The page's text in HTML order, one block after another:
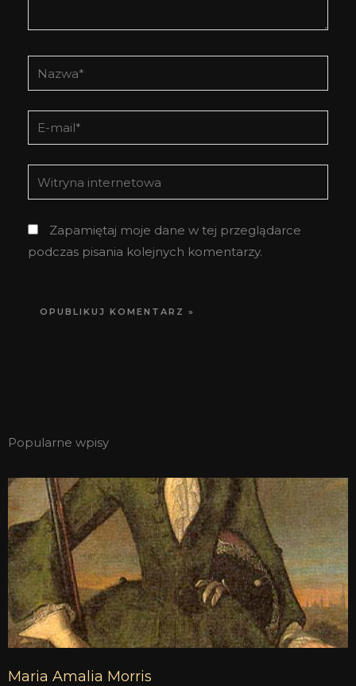
Nazwa*
E-
mail*
Witryna
internetowa
Zapamiętaj moje dane w tej przeglądarce
podczas pisania kolejnych komentarzy.
Popularne wpisy
Maria Amalia Morris